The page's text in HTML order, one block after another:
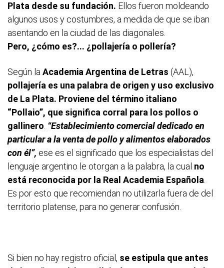
Plata desde su fundación. Ellos fueron moldeando
algunos usos y costumbres, a medida de que se iban
asentando en la ciudad de las diagonales.
Pero, ¿cómo es?... ¿pollajería o pollería?
Según la Academia Argentina de Letras (AAL),
pollajería es una palabra de origen y uso exclusivo
de La Plata. Proviene del término italiano
“Pollaio”, que significa corral para los pollos o
gallinero “Establecimiento comercial dedicado en
particular a la venta de pollo y alimentos elaborados
con él”, ese es el significado que los especialistas del
lenguaje argentino le otorgan a la palabra, la cual no
está reconocida por la Real Academia Española
Es por esto que recomiendan no utilizarla fuera de del
territorio platense, para no generar confusión.
Si bien no hay registro oficial, se estipula que antes